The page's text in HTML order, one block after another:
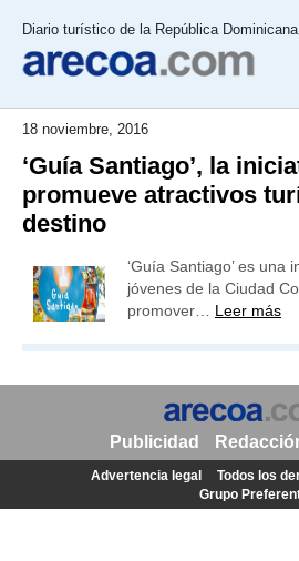
Diario turístico de la República Dominicana
18 noviembre, 2016
‘Guía Santiago’, la
promueve atractivos
destino
‘Guía Santiago’ es una
jóvenes de la Ciudad
promover… Leer más
Publicidad
Advertencia legal
Todos los
Grupo